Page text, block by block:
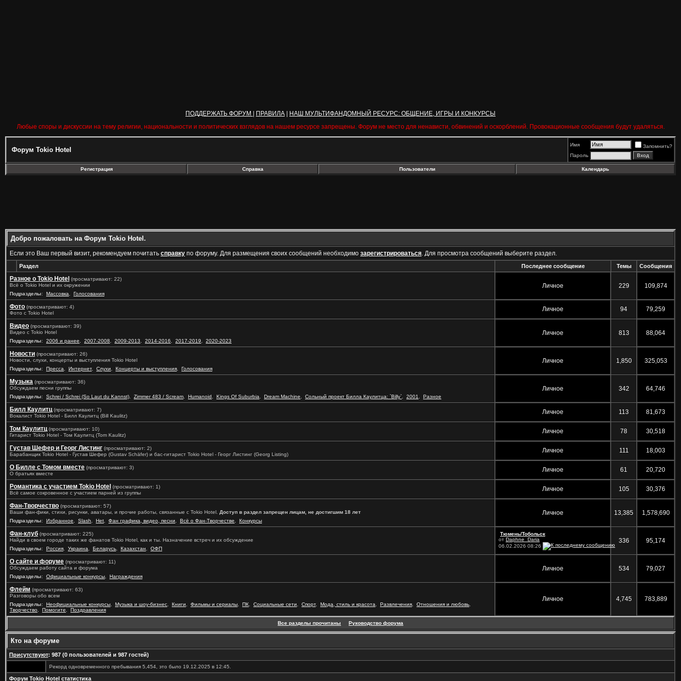
ПОДДЕРЖАТЬ ФОРУМ ПРАВИЛА
НАШ МУЛЬТИФАНДОМНЫЙ РЕСУРС: ОБЩЕНИЕ, ИГРЫ И КОНКУРСЫ
Любые споры и дискуссии на тему религии, национальности и политических взглядов на нашем ресурсе запрещены. Форум не место для ненависти, обвинений и оскорблений. Провокационные сообщения будут удаляться.
Форум Tokio Hotel
Имя
Запомнить?
Пароль
Регистрация Справка Пользователи Календарь
Добро пожаловать на Форум Tokio Hotel.
Если это Ваш первый визит, рекомендуем почитать справку по форуму. Для размещения своих сообщений необходимо зарегистрироваться. Для просмотра сообщений выберите раздел.
Раздел Последнее сообщение Темы Сообщения
Разное о Tokio Hotel (просматривают: 22)
Всё о Tokio Hotel и их окружении
Подразделы: Массовка Голосования
Личное 229 109,874
Фото (просматривают: 4)
Фото с Tokio Hotel
Личное 94 79,259
Видео (просматривают: 39)
Видео с Tokio Hotel
Подразделы: 2006 и ранее 2007-2008 2009-2013 2014-2016 2017-2019 2020-2023
Личное 813 88,064
Новости (просматривают: 26)
Новости, слухи, концерты и выступления Tokio Hotel
Подразделы: Пресса Интернет, Слухи Концерты и выступления Голосования
Личное 1,850 325,053
Музыка (просматривают: 36)
Обсуждаем песни группы
Подразделы: Schrei / Schrei (So Laut du Kannst) Zimmer 483 / Scream Humanoid Kings Of Suburbia Dream Machine Сольный проект Билла Каулитца: `Billy` 2001 Разное
Личное 342 64,746
Билл Каулитц (просматривают: 7)
Вокалист Tokio Hotel - Билл Каулитц (Bill Kaulitz)
Личное 113 81,673
Том Каулитц (просматривают: 10)
Гитарист Tokio Hotel - Том Каулитц (Tom Kaulitz)
Личное 78 30,518
Густав Шефер и Георг Листинг (просматривают: 2)
Барабанщик Tokio Hotel - Густав Шефер (Gustav Schäfer) и бас-гитарист Tokio Hotel - Георг Листинг (Georg Listing)
Личное 111 18,003
О Билле с Томом вместе (просматривают: 3)
О братьях вместе
Личное 61 20,720
Романтика с участием Tokio Hotel (просматривают: 1)
Всё самое сокровенное с участием парней из группы
Личное 105 30,376
Фан-Творчество (просматривают: 57)
Ваши фан-фики, стихи, рисунки, аватары, и прочие работы, связанные с Tokio Hotel. Доступ в раздел запрещен лицам, не достигшим 18 лет
Подразделы: Избранное Slash Het Фан графика, видео, песни Всё о Фан-Творчестве Конкурсы
Личное 13,385 1,578,690
Фан-клуб (просматривают: 225)
Найди в своем городе таких же фанатов Tokio Hotel, как и ты. Назначение встреч и их обсуждение
Подразделы: Россия Украина Беларусь Казахстан ОФП
Тюмень/Тобольск
от Daphne_Daria
06.02.2026 08:26
336 95,174
О сайте и форуме (просматривают: 11)
Обсуждаем работу сайта и форума
Подразделы: Официальные конкурсы Награждения
Личное 534 79,027
Флейм (просматривают: 63)
Разговоры обо всем
Подразделы: Неофициальные конкурсы Музыка и шоу-бизнес Книги Фильмы и сериалы ПК Социальные сети Спорт, Мода, стиль и красота Развлечения Отношения и любовь
Творчество
Помогите Поздравления
Личное 4,745 783,889
Все разделы прочитаны Руководство форума
Кто на форуме
Присутствуют: 987 (0 пользователей и 987 гостей)
Рекорд одновременного пребывания 5,454, это было 19.12.2025 в 12:45.
Форум Tokio Hotel статистика